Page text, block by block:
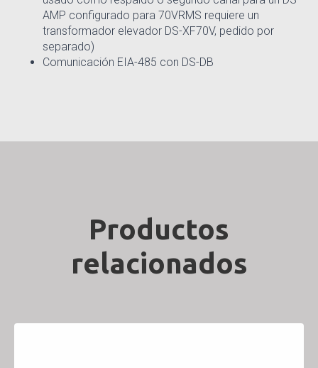
AMP configurado para 70VRMS requiere un
transformador elevador DS-XF70V, pedido por
separado)
Comunicación EIA-485 con DS-DB
Productos
relacionados